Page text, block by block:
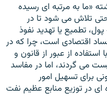
«ما به مرتبه اى رسيده
تلاش مى شود تا در
تطميع يا تهديد نفوذ
اقتصادى است، چرا كه در
از عبور از قانون و
مى گردند، اما در مفاسد
براى تسهيل امور
در توزيع منابع عظيم نفت